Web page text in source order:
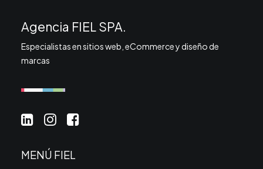
POTENCIAMOS TU VENTA
DISEÑO UX UI
PROYECTOS
BLOG FIEL
Agencia FIEL SPA.
Especialistas en sitios web, eCommerce y diseño de
marcas
MENÚ FIEL